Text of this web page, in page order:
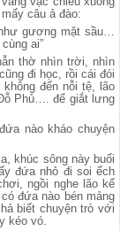
câu ả đào:
gương mặt sầu…
ai”
thờ nhìn trời, nhìn
đi học, rồi cái đói
đến nỗi tệ, lão
Phủ…. để giắt lưng
nào kháo chuyện
khúc sông này buổi
đứa nhỏ đi soi ếch
ngồi nghe lão kể
đứa nào bén mảng
biết chuyện trò với
kéo vó.